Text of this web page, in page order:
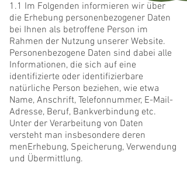
1.1 Im Folgenden informieren wir über
die Erhebung personenbezogener Daten
bei Ihnen als betroffene Person im
Rahmen der Nutzung unserer Website.
Personenbezogene Daten sind dabei alle
Informationen, die sich auf eine
identifizierte oder identifizierbare
natürliche Person beziehen, wie etwa
Name, Anschrift, Telefonnummer, E-Mail-
Adresse, Beruf, Bankverbindung etc.
Unter der Verarbeitung von Daten
versteht man insbesondere deren
menErhebung, Speicherung, Verwendung
und Übermittlung.